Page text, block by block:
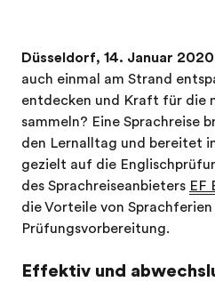
Düsseldorf, 14. Januar
auch einmal am Strand
entdecken und Kraft für die
sammeln? Eine Sprachreise
den Lernalltag und bereitet
gezielt auf die
des Sprachreiseanbieters EF
die Vorteile von Sprachferien
Prüfungsvorbereitung.
Effektiv und